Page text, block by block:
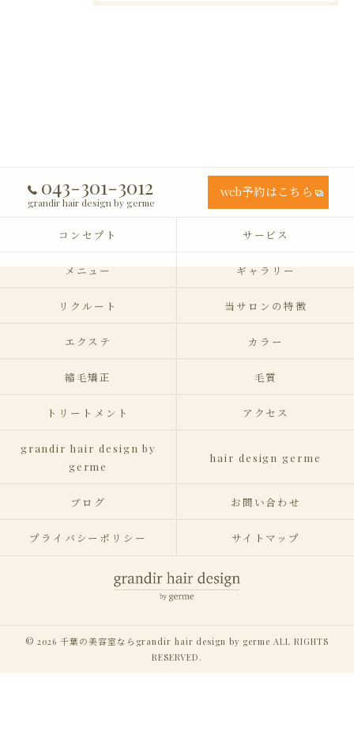
043-301-3012
grandir hair design by germe
web予約はこちら
コンセプト サービス
メニュー ギャラリー
リクルート 当サロンの特徴
エクステ カラー
縮毛矯正 毛質
トリートメント アクセス
grandir hair design by
germe
hair design germe
ブログ お問い合わせ
プライバシーポリシー サイトマップ
© 2026 千葉の美容室ならgrandir hair design by germe ALL RIGHTS
RESERVED.